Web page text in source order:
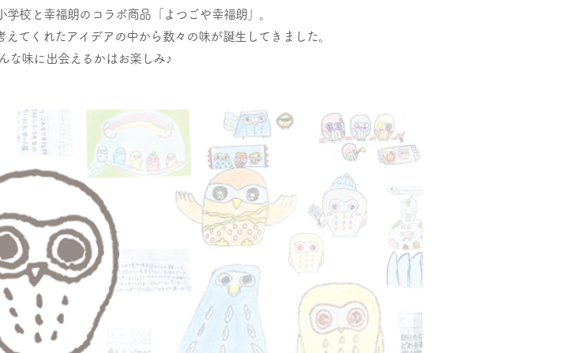
校と幸福朗のコラボ商品「よつごや幸福朗」。
てくれたアイデアの中から数々の味が誕生してきました。
な味に出会えるかはお楽しみ♪​